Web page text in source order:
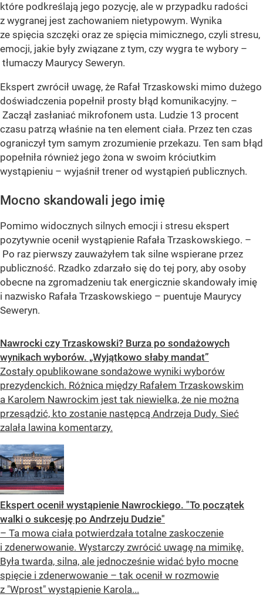
które podkreślają jego pozycję, ale w przypadku radości
z wygranej jest zachowaniem nietypowym. Wynika
ze spięcia szczęki oraz ze spięcia mimicznego, czyli stresu,
emocji, jakie były związane z tym, czy wygra te wybory –
tłumaczy Maurycy Seweryn.
Ekspert zwrócił uwagę, że Rafał Trzaskowski mimo dużego
doświadczenia popełnił prosty błąd komunikacyjny. –
Zaczął zasłaniać mikrofonem usta. Ludzie 13 procent
czasu patrzą właśnie na ten element ciała. Przez ten czas
ograniczył tym samym zrozumienie przekazu. Ten sam błąd
popełniła również jego żona w swoim króciutkim
wystąpieniu – wyjaśnił trener od wystąpień publicznych.
Mocno skandowali jego imię
Pomimo widocznych silnych emocji i stresu ekspert
pozytywnie ocenił wystąpienie Rafała Trzaskowskiego. –
Po raz pierwszy zauważyłem tak silne wspierane przez
publiczność. Rzadko zdarzało się do tej pory, aby osoby
obecne na zgromadzeniu tak energicznie skandowały imię
i nazwisko Rafała Trzaskowskiego – puentuje Maurycy
Seweryn.
Nawrocki czy Trzaskowski? Burza po sondażowych
wynikach wyborów. „Wyjątkowo słaby mandat”
Zostały opublikowane sondażowe wyniki wyborów
prezydenckich. Różnica między Rafałem Trzaskowskim
a Karolem Nawrockim jest tak niewielka, że nie można
przesądzić, kto zostanie następcą Andrzeja Dudy. Sieć
zalała lawina komentarzy.
Ekspert ocenił wystąpienie Nawrockiego. "To początek
walki o sukcesję po Andrzeju Dudzie"
– Ta mowa ciała potwierdzała totalne zaskoczenie
i zdenerwowanie. Wystarczy zwrócić uwagę na mimikę.
Była twarda, silna, ale jednocześnie widać było mocne
spięcie i zdenerwowanie – tak ocenił w rozmowie
z "Wprost" wystąpienie Karola...